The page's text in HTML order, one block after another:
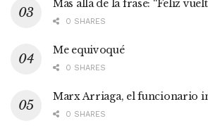
Más allá de la frase: “Feliz
0 SHARES
Me equivoqué
0 SHARES
Marx Arriaga, el funcionario
0 SHARES